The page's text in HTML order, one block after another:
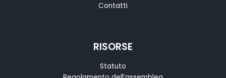
Contatti
RISORSE
Statuto